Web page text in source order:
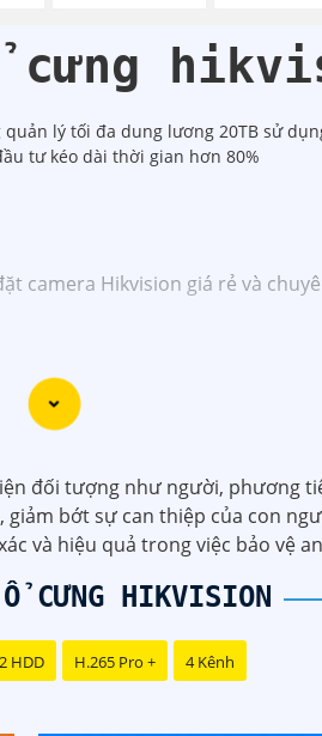
cưng
lý tối đa dung lương 20TB sử
tư kéo dài thời gian hơn 80%
camera Hikvision giá rẻ và
thuật viên của chúng tôi cam
mà còn đem đến sự tin cậy và
nghiệp cho dự án của mình,
đối tượng như người, phương
bớt sự can thiệp của con
và hiệu quả trong việc bảo vệ
CƯNG HIKVISION
2 HDD H.265 Pro + 4 Kênh